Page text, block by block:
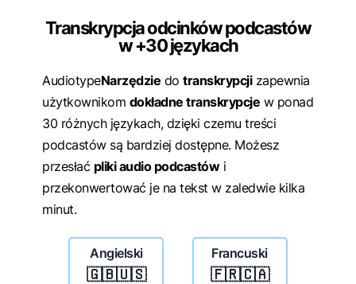
Transkrypcja odcinków podcastów
w +30 językach
AudiotypeNarzędzie dotranskrypcjizapewnia
użytkownikom dokładne transkrypcje w ponad
30 różnych językach, dzięki czemu treści
podcastów są bardziej dostępne. Możesz
przesłać pliki audio podcastówi
przekonwertować je na tekst w zaledwie kilka
minut.
Angielski
🇬🇧🇺🇸
Francuski
🇫🇷🇨🇦